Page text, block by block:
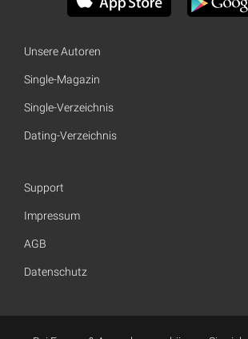
Unsere Autoren
Single-Magazin
Single-Verzeichnis
Dating-Verzeichnis
Support
Impressum
AGB
Datenschutz